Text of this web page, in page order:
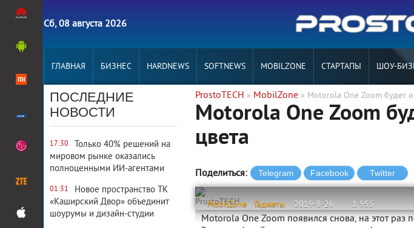
Сб, 08 августа 2026
ГЛАВНАЯ БИЗНЕС HARDNEWS SOFTNEWS MOBILZONE СТАРТАПЫ ШОУ-
ПОСЛЕДНИЕ
НОВОСТИ
17:30
Только 40% решений на
мировом рынке оказались
полноценными ИИ-агентами
01:31
Новое пространство ТК
«Каширский Двор» объединит
шоурумы и дизайн-студии
ProstoTECH » MobilZone » Motorola One Zoom будет
Motorola One Zoom
цвета
Поделиться:
MobilZone / Гаджеты 2019-8-26 1 955
ProstoTECH
Motorola One Zoom появился снова, на этот раз